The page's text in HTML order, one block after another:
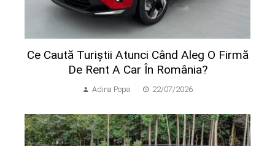
Ce Caută Turiștii Atunci Când Aleg O Firmă
De Rent A Car În România?
Adina Popa 22/07/2026